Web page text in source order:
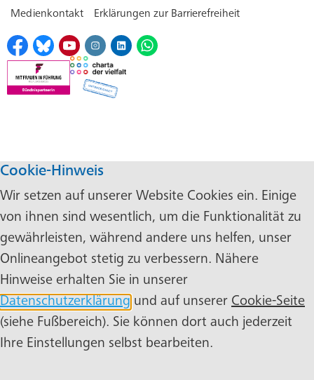
Medienkontakt
Erklärungen zur Barrierefreiheit
Cookie-Hinweis
Wir setzen auf unserer Website Cookies ein. Einige
von ihnen sind wesentlich, um die Funktionalität zu
gewährleisten, während andere uns helfen, unser
Onlineangebot stetig zu verbessern. Nähere
Hinweise erhalten Sie in unserer
Datenschutzerklärung und auf unserer Cookie-Seite
(siehe Fußbereich). Sie können dort auch jederzeit
Ihre Einstellungen selbst bearbeiten.